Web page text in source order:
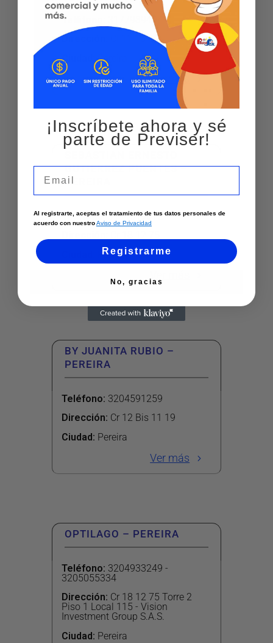
Teléfono
3177989494
Dirección
Cl 11 15 32
Ciudad:Pereira
Ver más
GUTIERREZ PUENTES –
PEREIRA
Teléfono: 3104519612
Pereira
BY JUANITA RUBIO –
PEREIRA
Teléfono: 3204591259
Dirección: Cr 12 Bis 11 19
Ciudad: Pereira
Ver más
OPTILAGO – PEREIRA
Teléfono: 3204933249 -
3205055334
Dirección: Cr 18 12 75 Torre 2
Piso 1 Local 115 - Vision
Investment Group S.a.s.
Ciudad: Pereira
¡Inscríbete ahora y sé
parte de Previser!
Al registrarte, aceptas el tratamiento de tus datos personales de
acuerdo con nuestroAviso de Privacidad
Registrarme
No, gracias